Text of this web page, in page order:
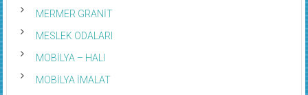
MERMER GRANİT
MESLEK ODALARI
MOBİLYA – HALI
MOBİLYA İMALAT